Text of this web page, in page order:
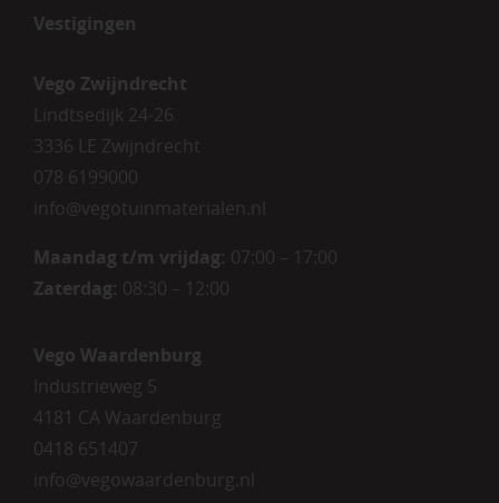
Vestigingen
Vego Zwijndrecht
Lindtsedijk 24-26
3336 LE Zwijndrecht
078 6199000
info@vegotuinmaterialen.nl
Maandag t/m vrijdag: 07:00 – 17:00
Zaterdag: 08:30 – 12:00
Vego Waardenburg
Industrieweg 5
4181 CA Waardenburg
0418 651407
info@vegowaardenburg.nl